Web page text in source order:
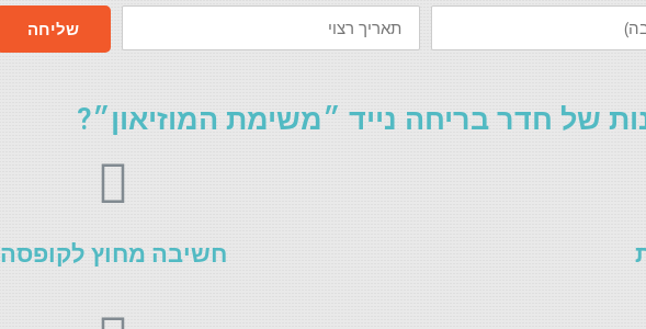
תאריך
רצוי שליחה
של חדר בריחה נייד ״משימת המוזיאון״?
חשיבה מחוץ לקופסה